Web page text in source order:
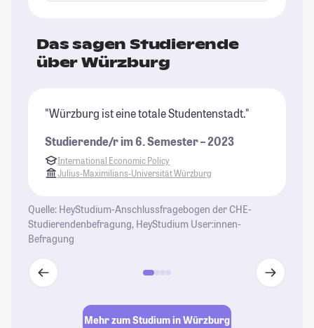
Das sagen Studierende
über Würzburg
"Würzburg ist eine totale Studentenstadt."
Studierende/r im 6. Semester – 2023
International Economic Policy
Julius-Maximilians-Universität Würzburg
Quelle: HeyStudium-Anschlussfragebogen der CHE-
Studierendenbefragung, HeyStudium User:innen-
Befragung
Mehr zum Studium in Würzburg